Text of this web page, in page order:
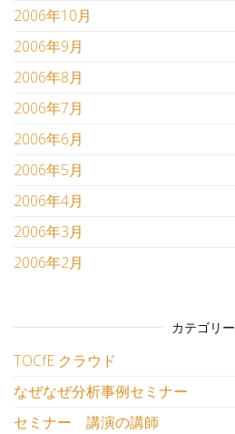
2006年10月
2006年9月
2006年8月
2006年7月
2006年6月
2006年5月
2006年4月
2006年3月
2006年2月
カテゴリー
TOCfE クラウド
なぜなぜ分析事例セミナー
セミナー 講演の講師